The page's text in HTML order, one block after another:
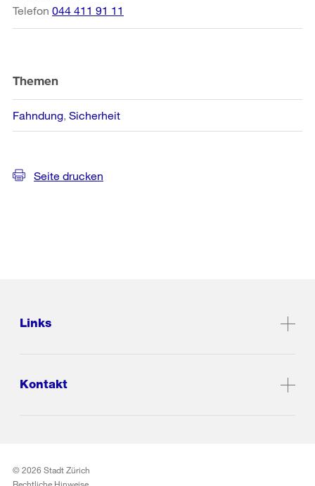
Telefon 044 411 91 11
Themen
Fahndung Sicherheit
Seite drucken
Links
Kontakt
© 2026 Stadt Zürich
Rechtliche Hinweise